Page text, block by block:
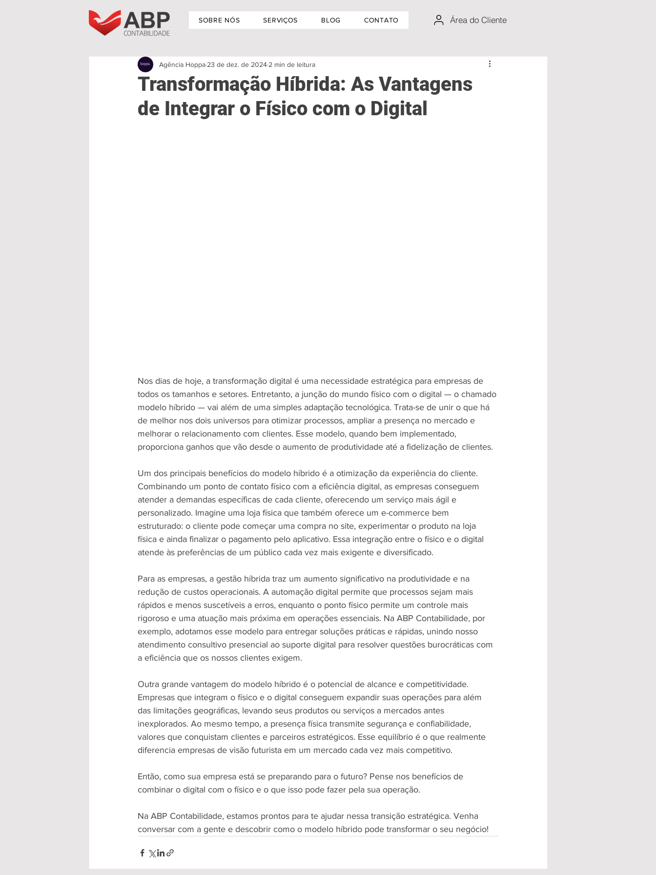
SOBRE NÓS SERVIÇOS BLOG CONTATO Área do Cliente
Transformação Híbrida: As Vantagens
de Integrar o Físico com o Digital
Agência Hoppa 23 de dez. de 2024 2 min de leitura
Nos dias de hoje, a transformação digital é uma necessidade estratégica para empresas de
todos os tamanhos e setores. Entretanto, a junção do mundo físico com o digital — o chamado
modelo híbrido — vai além de uma simples adaptação tecnológica. Trata-se de unir o que há
de melhor nos dois universos para otimizar processos, ampliar a presença no mercado e
melhorar o relacionamento com clientes. Esse modelo, quando bem implementado,
proporciona ganhos que vão desde o aumento de produtividade até a fidelização de clientes.
Um dos principais benefícios do modelo híbrido é a otimização da experiência do cliente.
Combinando um ponto de contato físico com a eficiência digital, as empresas conseguem
atender a demandas específicas de cada cliente, oferecendo um serviço mais ágil e
personalizado. Imagine uma loja física que também oferece um e-commerce bem
estruturado: o cliente pode começar uma compra no site, experimentar o produto na loja
física e ainda finalizar o pagamento pelo aplicativo. Essa integração entre o físico e o digital
atende às preferências de um público cada vez mais exigente e diversificado.
Para as empresas, a gestão híbrida traz um aumento significativo na produtividade e na
redução de custos operacionais. A automação digital permite que processos sejam mais
rápidos e menos suscetíveis a erros, enquanto o ponto físico permite um controle mais
rigoroso e uma atuação mais próxima em operações essenciais. Na ABP Contabilidade, por
exemplo, adotamos esse modelo para entregar soluções práticas e rápidas, unindo nosso
atendimento consultivo presencial ao suporte digital para resolver questões burocráticas com
a eficiência que os nossos clientes exigem.
Outra grande vantagem do modelo híbrido é o potencial de alcance e competitividade.
Empresas que integram o físico e o digital conseguem expandir suas operações para além
das limitações geográficas, levando seus produtos ou serviços a mercados antes
inexplorados. Ao mesmo tempo, a presença física transmite segurança e confiabilidade,
valores que conquistam clientes e parceiros estratégicos. Esse equilíbrio é o que realmente
diferencia empresas de visão futurista em um mercado cada vez mais competitivo.
Então, como sua empresa está se preparando para o futuro? Pense nos benefícios de
combinar o digital com o físico e o que isso pode fazer pela sua operação.
Na ABP Contabilidade, estamos prontos para te ajudar nessa transição estratégica. Venha
conversar com a gente e descobrir como o modelo híbrido pode transformar o seu negócio!